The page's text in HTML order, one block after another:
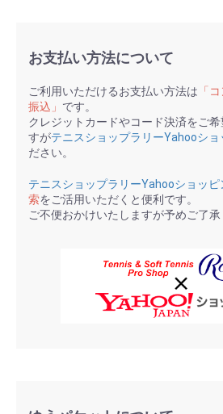
お支払い方法について
ご利用いただけるお支払い方法は 「
振込」 です。
クレジットカードやコード決済をご
すがテニスショップラリーYahooシ
ださい。
テニスショップラリーYahooショッピ
索をご活用いただくと便利です。
ご不便おかけいたしますが予めご了承